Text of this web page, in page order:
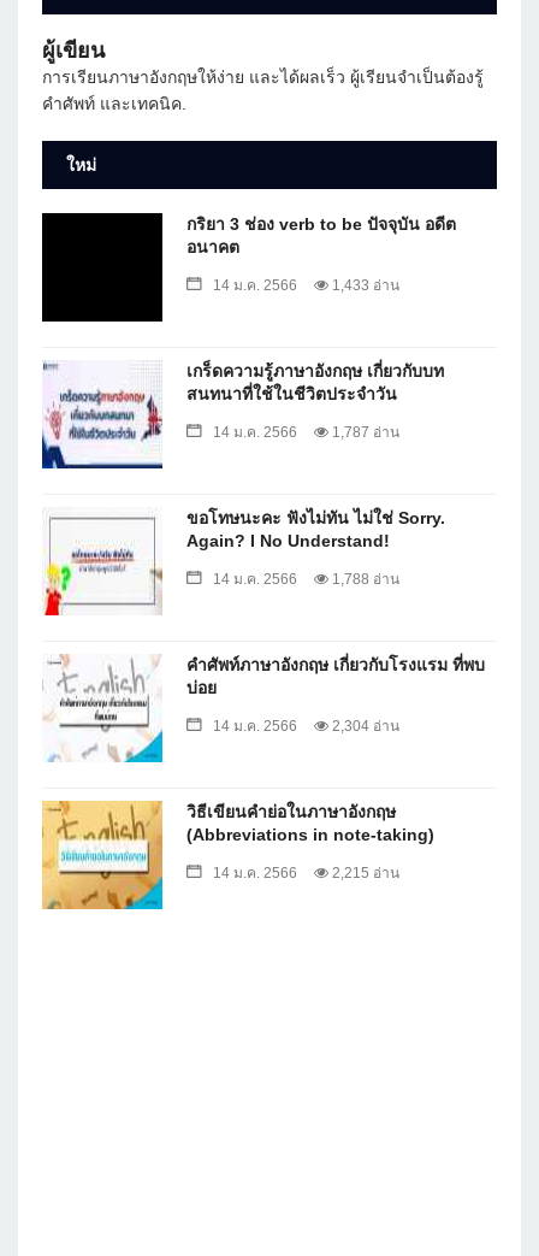
ผู้เขียน
การเรียนภาษาอังกฤษให้ง่าย และได้ผลเร็ว ผู้เรียนจำเป็นต้องรู้
คำศัพท์ และเทคนิค.
ใหม่
กริยา 3 ช่อง verb to be ปัจจุบัน อดีต
อนาคต
14 ม.ค. 2566 1,433 อ่าน
เกร็ดความรู้ภาษาอังกฤษ เกี่ยวกับบท
สนทนาที่ใช้ในชีวิตประจำวัน
14 ม.ค. 2566 1,787 อ่าน
ขอโทษนะคะ ฟังไม่ทัน ไม่ใช่ Sorry.
Again? I No Understand!
14 ม.ค. 2566 1,788 อ่าน
คำศัพท์ภาษาอังกฤษ เกี่ยวกับโรงแรม ที่พบ
บ่อย
14 ม.ค. 2566 2,304 อ่าน
วิธีเขียนคำย่อในภาษาอังกฤษ
(Abbreviations in note-taking)
14 ม.ค. 2566 2,215 อ่าน